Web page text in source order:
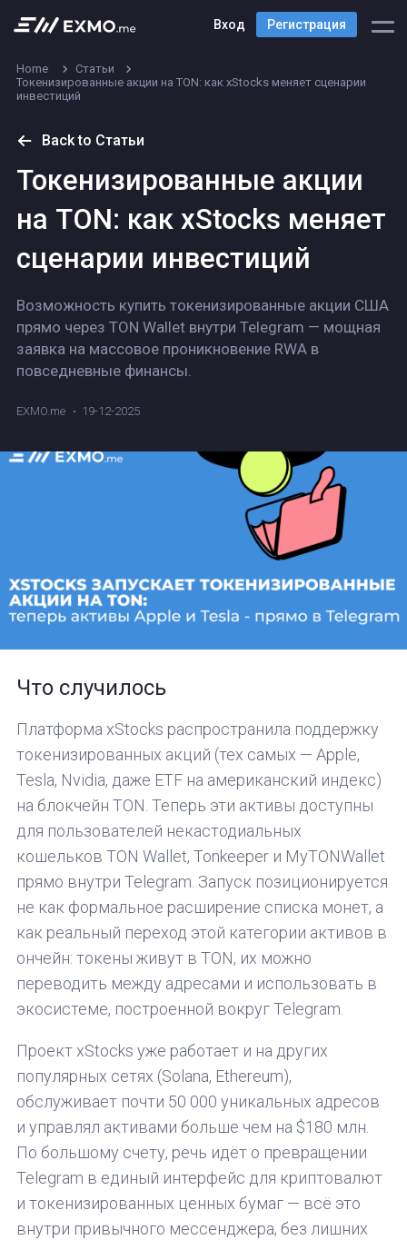
Вход Регистрация
Home
Статьи
Токенизированные акции на TON: как xStocks меняет сценарии
инвестиций
Back to Статьи
Токенизированные акции
на TON: как xStocks меняет
сценарии инвестиций
Возможность купить токенизированные акции США
прямо через TON Wallet внутри Telegram — мощная
заявка на массовое проникновение RWA в
повседневные финансы.
EXMO.me 19-12-2025
Что случилось
Платформа xStocks распространила поддержку
токенизированных акций (тех самых — Apple,
Tesla, Nvidia, даже ETF на американский индекс)
на блокчейн TON. Теперь эти активы доступны
для пользователей некастодиальных
кошельков TON Wallet, Tonkeeper и MyTONWallet
прямо внутри Telegram. Запуск позиционируется
не как формальное расширение списка монет, а
как реальный переход этой категории активов в
ончейн: токены живут в TON, их можно
переводить между адресами и использовать в
экосистеме, построенной вокруг Telegram.
Проект xStocks уже работает и на других
популярных сетях (Solana, Ethereum),
обслуживает почти 50 000 уникальных адресов
и управлял активами больше чем на $180 млн.
По большому счету, речь идёт о превращении
Telegram в единый интерфейс для криптовалют
и токенизированных ценных бумаг — всё это
внутри привычного мессенджера, без лишних